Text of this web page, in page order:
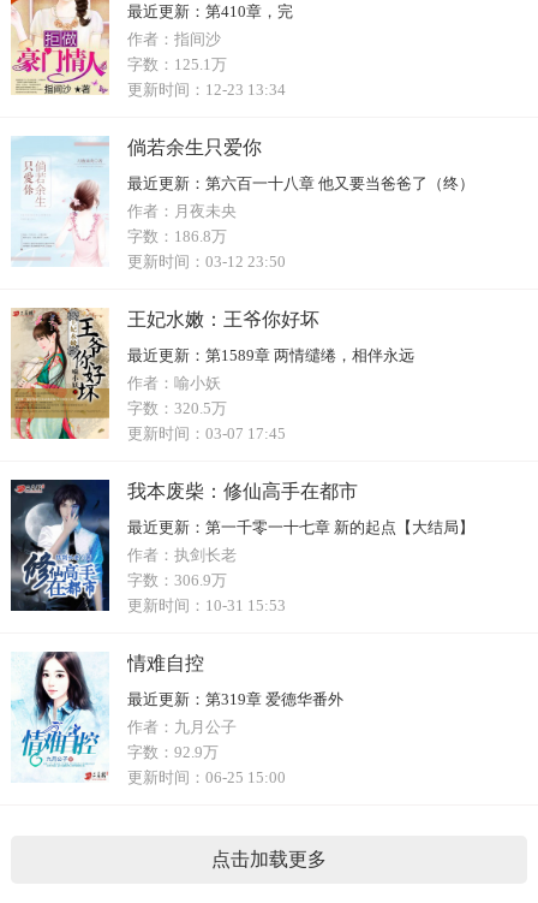
最近更新： 第410章，完
作者： 指间沙
字数： 125.1万
更新时间： 12-23 13:34
倘若余生只爱你
最近更新： 第六百一十八章 他又要当爸爸了（终）
作者： 月夜未央
字数： 186.8万
更新时间： 03-12 23:50
王妃水嫩：王爷你好坏
最近更新： 第1589章 两情缱绻，相伴永远
作者： 喻小妖
字数： 320.5万
更新时间： 03-07 17:45
我本废柴：修仙高手在都市
最近更新： 第一千零一十七章 新的起点【大结局】
作者： 执剑长老
字数： 306.9万
更新时间： 10-31 15:53
情难自控
最近更新： 第319章 爱德华番外
作者： 九月公子
字数： 92.9万
更新时间： 06-25 15:00
点击加载更多